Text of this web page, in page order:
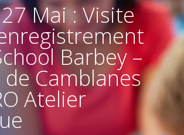
Mai : Visite
Barbey –
de Camblanes
Atelier